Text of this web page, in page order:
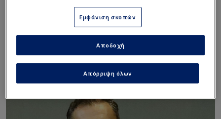
"Καταστάσεις
πρωτόγνωρες για το
ελληνικό μπάσκετ"
"Αποκαλυπτικά στοιχεία
για το ελληνικό μπάσκετ" -
Στη φόρα όλα!
Εμφάνιση σκοπών
Απόρριψη όλων
Αποδοχή